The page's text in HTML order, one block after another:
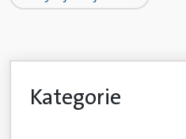
Kategorie